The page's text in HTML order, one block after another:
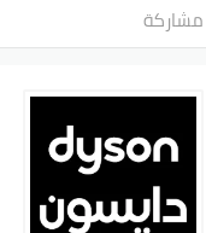
مشاركة